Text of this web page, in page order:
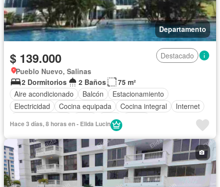
Departamento
$ 139.000
Destacado
Pueblo Nuevo, Salinas
2 Dormitorios
2 Baños
75 m²
Aire acondicionado
Balcón
Estacionamiento
Electricidad
Cocina equipada Cocina integral
Internet
Patio
Ascensor
Completamente amoblado
Hace 3 días, 8 horas en - Elida Lucin